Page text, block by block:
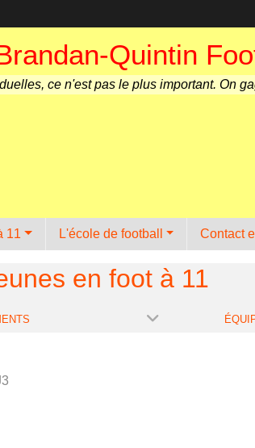
Quintin
ce n'est pas le plus important. On
11 L'école de football Contact
en foot à 11